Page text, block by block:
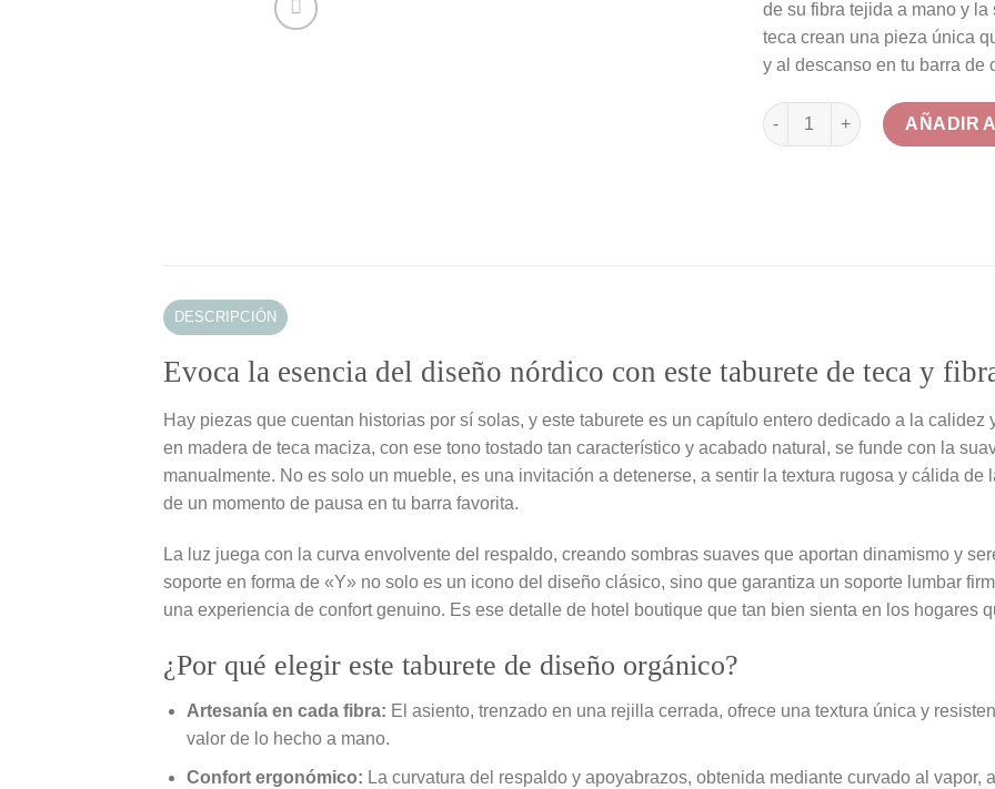
de su fibra tejida a mano y la
teca crean una pieza única
y al descanso en tu barra de
Taburete Alto de Teca con
AÑADIR
DESCRIPCIÓN
Evoca la esencia del diseño nórdico con este taburete de teca y
Hay piezas que cuentan historias por sí solas, y este taburete es un capítulo entero dedicado a la calidez
en madera de teca maciza, con ese tono tostado tan característico y acabado natural, se funde con la
manualmente. No es solo un mueble, es una invitación a detenerse, a sentir la textura rugosa y cálida de
de un momento de pausa en tu barra favorita.
La luz juega con la curva envolvente del respaldo, creando sombras suaves que aportan dinamismo y
soporte en forma de «Y» no solo es un icono del diseño clásico, sino que garantiza un soporte lumbar
una experiencia de confort genuino. Es ese detalle de hotel boutique que tan bien sienta en los hogares
¿Por qué elegir este taburete de diseño orgánico?
Artesanía en cada fibra: El asiento, trenzado en una rejilla cerrada, ofrece una textura única y
valor de lo hecho a mano.
Confort ergonómico: La curvatura del respaldo y apoyabrazos, obtenida mediante curvado al vapor,